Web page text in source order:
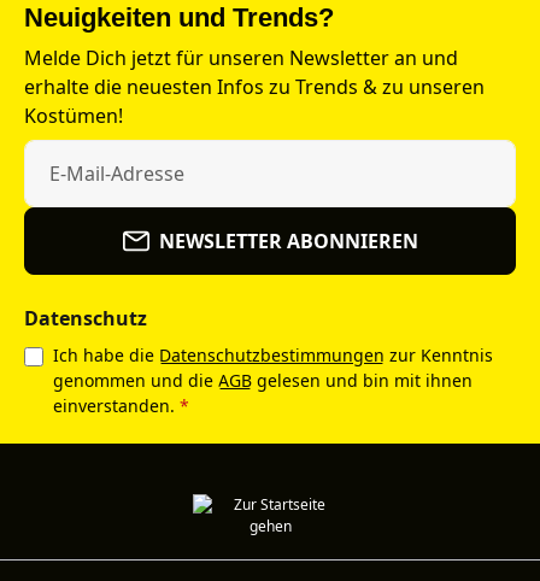
Neuigkeiten und Trends?
Melde Dich jetzt für unseren Newsletter an und
erhalte die neuesten Infos zu Trends & zu unseren
Kostümen!
NEWSLETTER ABONNIEREN
Datenschutz
Ich habe die Datenschutzbestimmungen zur Kenntnis
genommen und die AGB gelesen und bin mit ihnen
einverstanden. *